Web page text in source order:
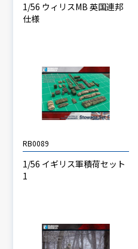
1/56 ウィリスMB 英国連邦
仕様
RB0089
1/56 イギリス軍積荷セット
1